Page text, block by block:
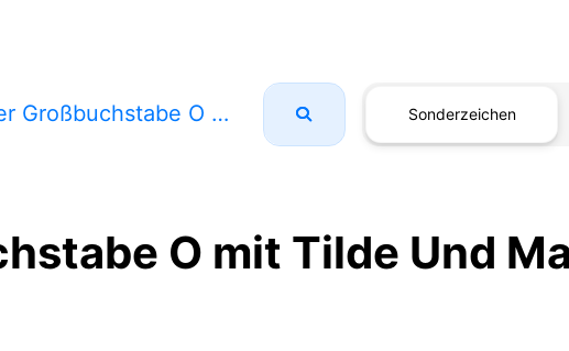
O mit Tilde Und Makron Sonderzeichen
O mit Tilde Und